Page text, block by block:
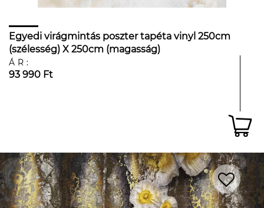
Egyedi virágmintás poszter tapéta vinyl 250cm
(szélesség) X 250cm (magasság)
ÁR:
93 990 Ft